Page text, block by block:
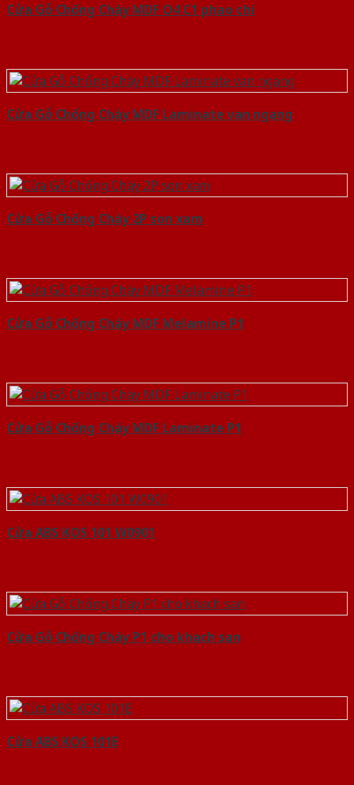
Cửa Gỗ Chống Cháy MDF O4 C1 phao chi
Cửa Gỗ Chống Cháy MDF Laminate van ngang
Cửa Gỗ Chống Cháy 2P son xam
Cửa Gỗ Chống Cháy MDF Melamine P1
Cửa Gỗ Chống Cháy MDF Laminate P1
Cửa ABS KOS 101 W0901
Cửa Gỗ Chống Cháy P1 cho khach san
Cửa ABS KOS 101E